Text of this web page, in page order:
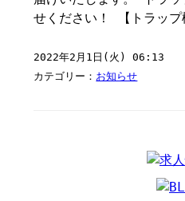
せください！ 【トラッ
2022年2月1日(火) 06:13
カテゴリー： お知らせ